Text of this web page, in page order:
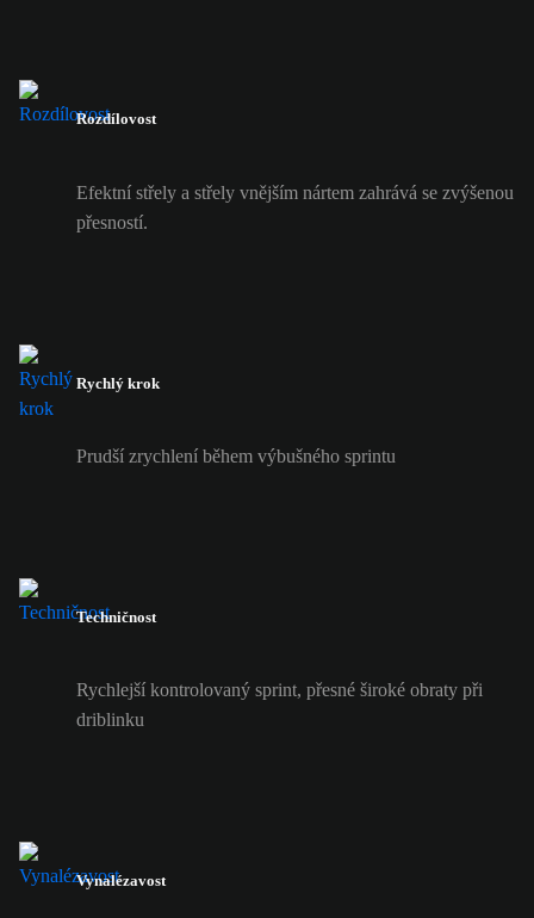
Rozdílovost
Efektní střely a střely vnějším nártem zahrává se zvýšenou
přesností.
Rychlý krok
Prudší zrychlení během výbušného sprintu
Techničnost
Rychlejší kontrolovaný sprint, přesné široké obraty při
driblinku
Vynalézavost